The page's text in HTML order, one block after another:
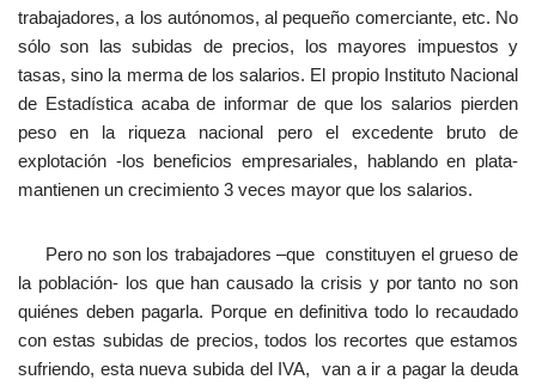
trabajadores, a los autónomos, al pequeño comerciante, etc. No
sólo son las subidas de precios, los mayores impuestos y
tasas, sino la merma de los salarios. El propio Instituto Nacional
de Estadística acaba de informar de que los salarios pierden
peso en la riqueza nacional pero el excedente bruto de
explotación -los beneficios empresariales, hablando en plata-
mantienen un crecimiento 3 veces mayor que los salarios.
Pero no son los trabajadores –que constituyen el grueso de
la población- los que han causado la crisis y por tanto no son
quiénes deben pagarla. Porque en definitiva todo lo recaudado
con estas subidas de precios, todos los recortes que estamos
sufriendo, esta nueva subida del IVA, van a ir a pagar la deuda